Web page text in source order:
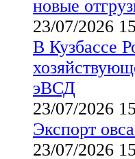
новые
23/07/2026
В Кузбассе
эВСД
23/07/2026
Экспорт
23/07/2026